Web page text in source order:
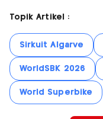
Topik Artikel :
Sirkuit Algarve
WorldSBK 2026
World Superbike